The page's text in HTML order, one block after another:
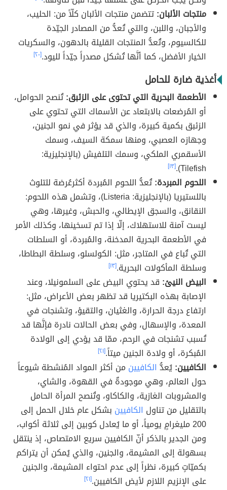
منتجات الألبان:تتضمن منتجات الألبان كلّاً من: الحليب،
والأجبان، واللبن، والتي تُعدُّ من المصادر الجيّدة
للكالسيوم، وتُعدُّ المنتجات القليلة بالدهون، والسكريات
الخيار الأفضل، كما أنَّها تُشكل مصدراً جيّداً لليود.[٢٠]
أغذية ضارة للحامل
الأطعمة البحرية التي تحتوى على الزئبق:تُنصح الحوامل،
أو المُرضعات بالابتعاد عن الأسماك التي تحتوي على
الزئبق بكمية كبيرة، والذي قد يؤثر في نمو الجنين،
وجهازه العصبي، ومنها سمكة السيف، وسمك
الأسقمري الملكي، وسمك التلفيش (بالإنجليزية:
Tilefish). [١٣]
اللحوم المبردة:تُعدُّ اللحوم المُبردة أكثرعُرضة للتلوث
باللستيريا (بالإنجليزية: Listeria)، وتشمل هذه اللحوم:
النقانق، والسجق الإيطالي، والحبش، وغيرها، وهي
ليست آمنة للاستهلاك، إلّا إذا تم تسخينها، وكذلك الأمر
في الأطعمة البحرية المدخنة، والمُبردة، أو السلطات
التي تُباع في المتاجر، مثل: الكولسلو، وسلطة البطاطا،
وسلطة المأكولات البحرية.[١٣]
البيض النيئ: قد يحتوي البيض على السلمونيلا، وعند
الإصابة بهذه البكتيريا قد تظهر بعض الأعراض، مثل:
ارتفاع درجة الحرارة، والغثيان، والتقيؤ، وتشنجات في
المعدة، والإسهال، وفي بعض الحالات نادرة فإنَّها قد
تُسبب تشنجات في الرحم، ممّا قد يؤدي إلى الولادة
المُبكرة، أو ولادة الجنين ميتاً.[٢١]
الكافيين:يُعدُّ الكافيين من أكثر المواد المُنشطة شيوعاً
حول العالم، وهي موجودةٌ في القهوة، والشاي،
والمشروبات الغازية، والكاكاو، وتُنصح المرأة الحامل
بالتقليل من تناول الكافيين بشكل عام خلال الحمل إلى
200 مليغرامٍ يومياً، أو ما يُعادل كوبين إلى ثلاثة أكواب،
ومن الجدير بالذكر أنّ الكافيين سريع الامتصاص، إذ ينتقل
بسهولة إلى المشيمة، والجنين، والذي يُمكن أن يتراكم
بكميّاتٍ كبيرة، نظراً إلى عدم احتواء المشيمة، والجنين
على الإنزيم اللازم لأيض الكافيين.[٢١]